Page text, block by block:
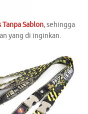
Tanpa Sablon, sehingga
yang di inginkan.